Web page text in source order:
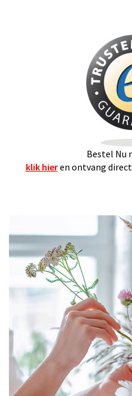
Bestel Nu
klik hieren ontvang